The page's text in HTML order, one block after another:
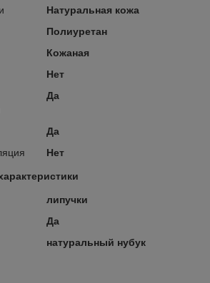
Натуральная кожа
Полиуретан
Кожаная
Нет
Да
Да
Нет
липучки
Да
натуральный нубук